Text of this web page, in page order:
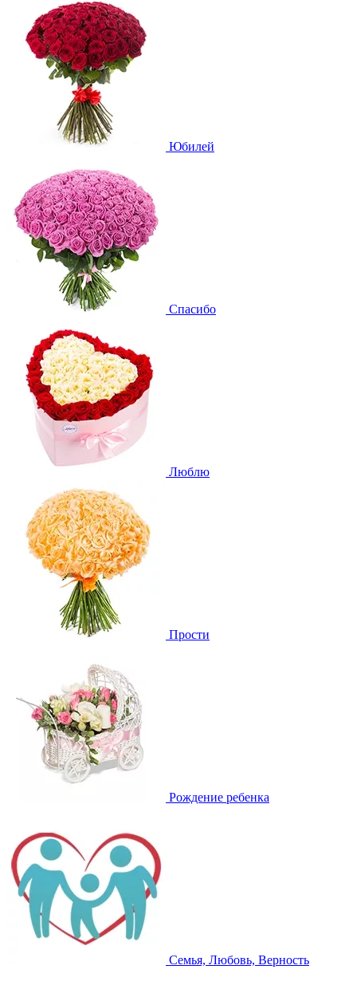
Юбилей
Спасибо
Люблю
Прости
Рождение ребенка
Семья, Любовь, Верность